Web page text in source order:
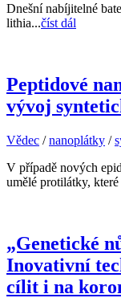
Dnešní nabíjitelné
lithia...číst dál
Peptidové
vývoj
Vědec /nanoplátky /
V případě nových
umělé protilátky,
„Genetické
Inovativní
cílit i na